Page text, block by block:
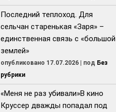
Последний теплоход. Для
сельчан старенькая «Заря» –
единственная связь с «большой
землей»
опубликовано 17.07.2026 | под Без
рубрики
«Меня не раз убивали»В кино
Круссер дважды попадал под